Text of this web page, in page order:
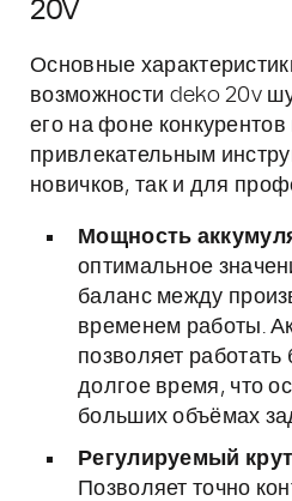
20V
Основные
возможности deko 20v
его на фоне
привлекательным
новичков, так и для
Мощность
оптимальное
баланс между
временем работы.
позволяет работать
долгое время, что
больших объёмах
Регулируемый
Позволяет точно